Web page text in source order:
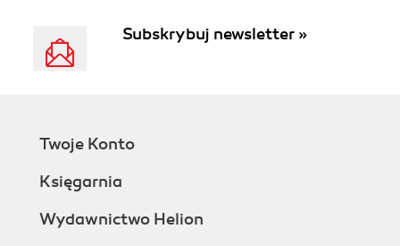
Subskrybuj newsletter »
Twoje Konto
Księgarnia
Wydawnictwo Helion